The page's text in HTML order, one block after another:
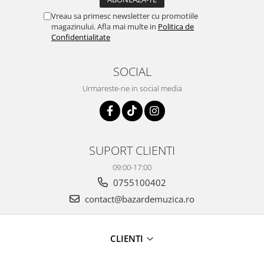
Vreau sa primesc newsletter cu promotiile
magazinului. Afla mai multe in Politica de
Confidentialitate
SOCIAL
Urmareste-ne in social media
SUPORT CLIENTI
09:00-17:00
0755100402
contact@bazardemuzica.ro
CLIENTI